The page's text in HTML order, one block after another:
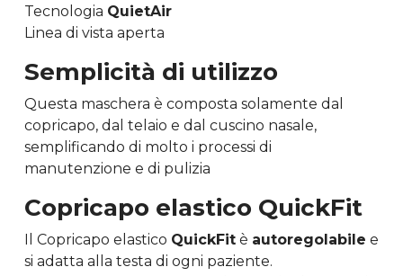
Tecnologia QuietAir
Linea di vista aperta
Semplicità di utilizzo
Questa maschera è composta solamente dal
copricapo, dal telaio e dal cuscino nasale,
semplificando di molto i processi di
manutenzione e di pulizia
Copricapo elastico QuickFit
Il Copricapo elastico QuickFit è autoregolabile e
si adatta alla testa di ogni paziente.